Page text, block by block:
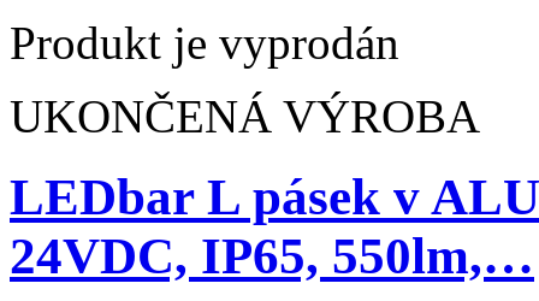
Produkt je vyprodán
UKONČENÁ VÝROBA
LEDbar L pásek v
24VDC, IP65, 550lm,…